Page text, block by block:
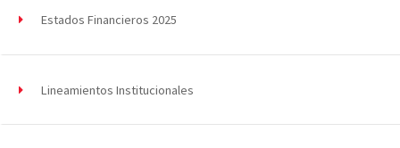
Estados Financieros 2025
Lineamientos Institucionales